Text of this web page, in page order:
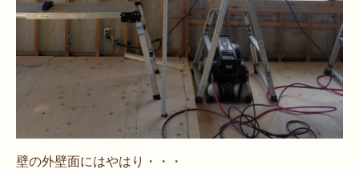
壁の外壁面にはやはり・・・